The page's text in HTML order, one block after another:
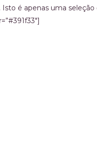
é apenas uma seleção